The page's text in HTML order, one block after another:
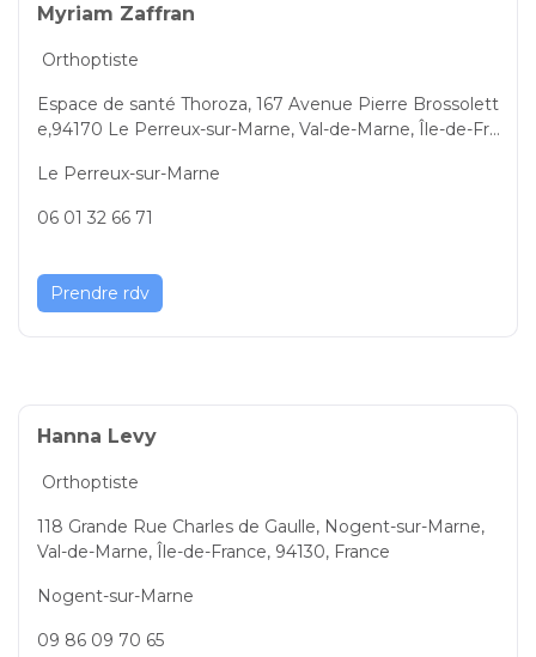
Myriam Zaffran
Orthoptiste
Espace de santé Thoroza, 167 Avenue Pierre Brossolett
e,94170 Le Perreux-sur-Marne, Val-de-Marne, Île-de-Fra
Le Perreux-sur-Marne
06 01 32 66 71
Prendre rdv
Hanna Levy
Orthoptiste
118 Grande Rue Charles de Gaulle, Nogent-sur-Marne,
Val-de-Marne, Île-de-France, 94130, France
Nogent-sur-Marne
09 86 09 70 65